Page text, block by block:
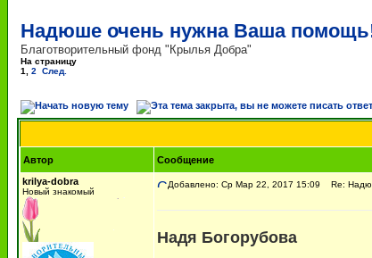
Надюше очень нужна Ваша
Благотворительный фонд "Крылья Добра"
На страницу
1
2 След.
Автор
Сообщение
krilya-dobra
Новый знакомый
Добавлено: Ср Мар 22, 2017 15:09 Re:
Надя Богорубова